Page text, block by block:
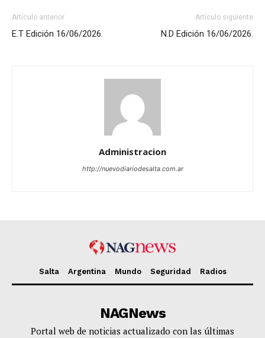
Artículo anterior
E.T Edición 16/06/2026.
Artículo siguiente
N.D Edición 16/06/2026.
Administracion
http://nuevodiariodesalta.com.ar
Salta Argentina Mundo Seguridad Radios
NAGNews
Portal web de noticias actualizado con las últimas